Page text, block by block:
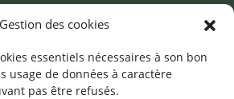
Gestion des cookies
essentiels nécessaires à son bon
usage de données à caractère
pas être refusés.